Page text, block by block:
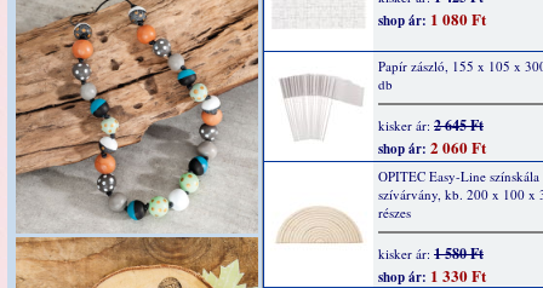
shop ár: 1 080 Ft
Papír zászló, 155 x 105 x
db
kisker ár: 2 645 Ft
shop ár: 2 060 Ft
OPITEC Easy-Line színskála
szívárvány, kb. 200 x 100 x
részes
kisker ár: 1 580 Ft
shop ár: 1 330 Ft